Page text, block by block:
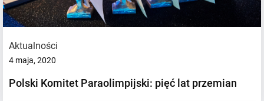
Aktualności
4 maja, 2020
Polski Komitet Paraolimpijski: pięć lat przemian